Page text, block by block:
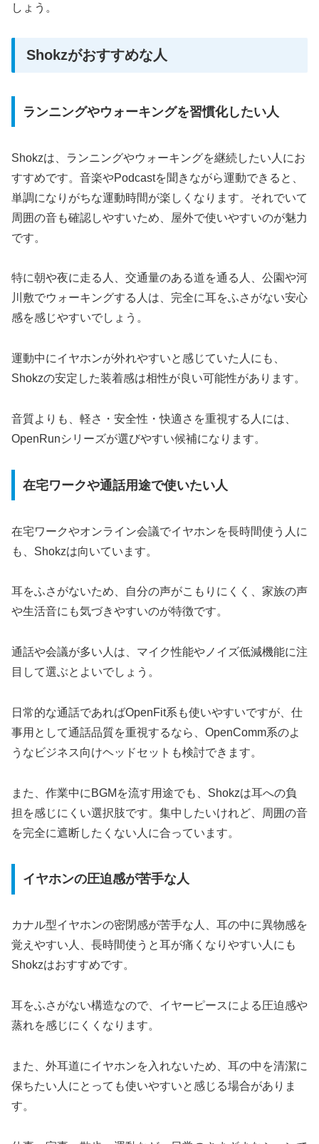
しょう。
Shokzがおすすめな人
ランニングやウォーキングを習慣化したい人
Shokzは、ランニングやウォーキングを継続したい人にお
すすめです。音楽やPodcastを聞きながら運動できると、
単調になりがちな運動時間が楽しくなります。それでいて
周囲の音も確認しやすいため、屋外で使いやすいのが魅力
です。
特に朝や夜に走る人、交通量のある道を通る人、公園や河
川敷でウォーキングする人は、完全に耳をふさがない安心
感を感じやすいでしょう。
運動中にイヤホンが外れやすいと感じていた人にも、
Shokzの安定した装着感は相性が良い可能性があります。
音質よりも、軽さ・安全性・快適さを重視する人には、
OpenRunシリーズが選びやすい候補になります。
在宅ワークや通話用途で使いたい人
在宅ワークやオンライン会議でイヤホンを長時間使う人に
も、Shokzは向いています。
耳をふさがないため、自分の声がこもりにくく、家族の声
や生活音にも気づきやすいのが特徴です。
通話や会議が多い人は、マイク性能やノイズ低減機能に注
目して選ぶとよいでしょう。
日常的な通話であればOpenFit系も使いやすいですが、仕
事用として通話品質を重視するなら、OpenComm系のよ
うなビジネス向けヘッドセットも検討できます。
また、作業中にBGMを流す用途でも、Shokzは耳への負
担を感じにくい選択肢です。集中したいけれど、周囲の音
を完全に遮断したくない人に合っています。
イヤホンの圧迫感が苦手な人
カナル型イヤホンの密閉感が苦手な人、耳の中に異物感を
覚えやすい人、長時間使うと耳が痛くなりやすい人にも
Shokzはおすすめです。
耳をふさがない構造なので、イヤーピースによる圧迫感や
蒸れを感じにくくなります。
また、外耳道にイヤホンを入れないため、耳の中を清潔に
保ちたい人にとっても使いやすいと感じる場合がありま
す。